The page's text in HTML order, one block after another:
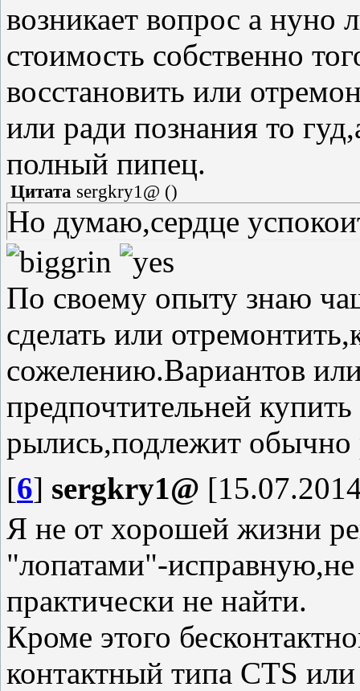
возникает вопрос а нуно
стоимость собственно
восстановить или
или ради познания то
полный пипец.
Цитата sergkry1@ ()
Но думаю,сердце
По своему опыту знаю
сделать или
сожелению.Вариантов
предпочтительней
рылись,подлежит
[6] sergkry1@
Я не от хорошей жизни
"лопатами"-
практически не найти.
Кроме этого
контактный типа CTS